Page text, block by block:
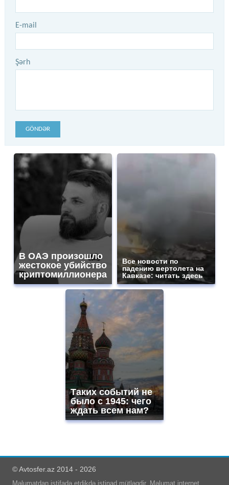
E-mail
Şərh
GÖNDƏR
В ОАЭ произошло
жестокое убийство
криптомиллионера
Все новости по
падению вертолета на
Кавказе: читать здесь
Таких событий не
было с 1945: чего
ждать всем нам?
© Avtosfer.az 2014 - 2026
Məlumatdan istifadə etdikdə istinad mütləqdir. Məlumat internet